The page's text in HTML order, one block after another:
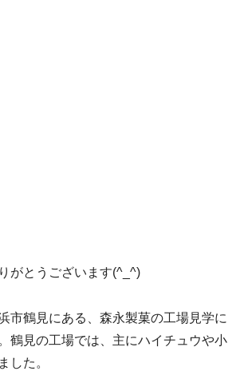
がとうございます(^_^)
市鶴見にある、森永製菓の工場見学に
鶴見の工場では、主にハイチュウや小
した。